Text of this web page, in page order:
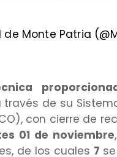
Monte Patria
través de su
con cierre de
01 de noviembre
de los cuales 7